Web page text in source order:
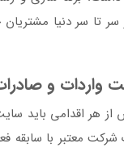
تا سر دنیا مشتریان
واردات و
از هر اقدامی باید
معتبر با سابقه